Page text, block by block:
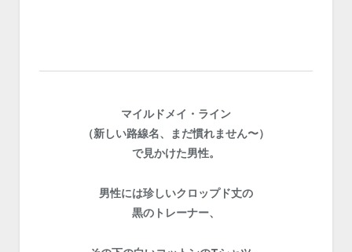
マイルドメイ・ライン
（新しい路線名、まだ慣れません〜）
で見かけた男性。
男性には珍しいクロップド丈の
黒のトレーナー、